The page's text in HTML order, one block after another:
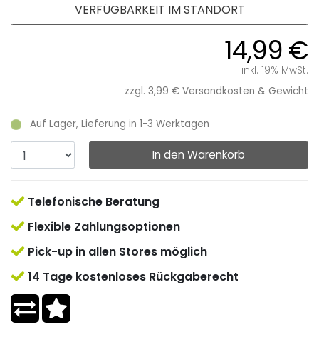
14,99 €
inkl. 19% MwSt.
zzgl. 3,99 € Versandkosten & Gewicht
Auf Lager, Lieferung in 1-3 Werktagen
In den Warenkorb
VERFÜGBARKEIT IM STANDORT
Telefonische Beratung
Flexible Zahlungsoptionen
Pick-up in allen Stores möglich
14 Tage kostenloses Rückgaberecht